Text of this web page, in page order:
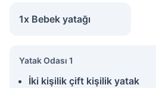
1x Bebek yatağı
Yatak Odası 1
İki kişilik çift kişilik yatak